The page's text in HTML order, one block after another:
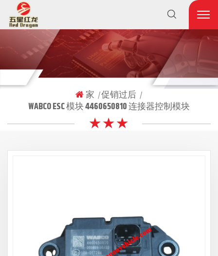
家 | 促销过后 |
WABCO ESC 模块 4460650810 连接器控制模块
★ ★ ★